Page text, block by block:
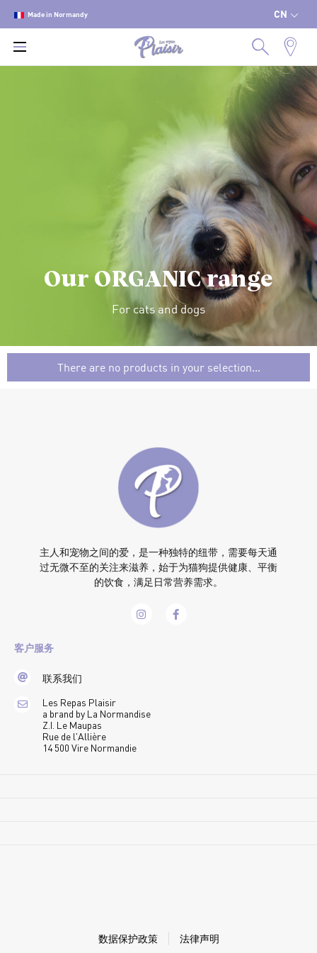
Made in Normandy CN
Our ORGANIC range
For cats and dogs
There are no products in your selection...
主人和宠物之间的爱，是一种独特的纽带，需要每天通
过无微不至的关注来滋养，始于为猫狗提供健康、平衡
的饮食，满足日常营养需求。
客户服务
联系我们
Les Repas Plaisir
a brand by La Normandise
Z.I. Le Maupas
Rue de l'Allière
14 500 Vire Normandie
数据保护政策 法律声明